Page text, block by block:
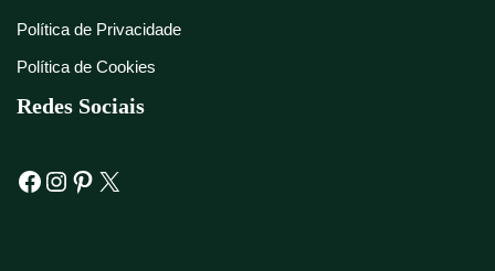
Política de Privacidade
Política de Cookies
Redes Sociais